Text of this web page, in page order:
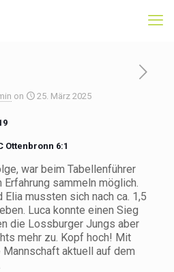
on 25. März 2025
Ottenbronn 6:1
war beim Tabellenführer
sammeln möglich.
Elia mussten sich nach ca. 1,5
Luca konnte einen Sieg
die Lossburger Jungs aber
mehr zu. Kopf hoch! Mit
aktuell auf dem